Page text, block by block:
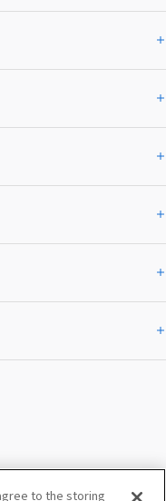
閉じる
to the storing